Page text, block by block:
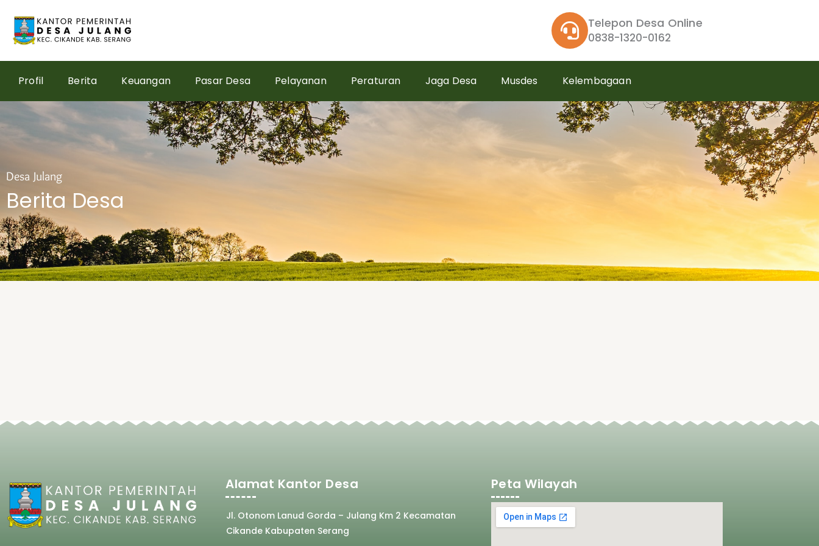
content
Telepon Desa Online
0838-1320-0162
Profil Berita Keuangan Pasar Desa Pelayanan Peraturan Jaga Desa Musdes Kelembagaan
Desa Julang
Berita Desa
Alamat Kantor Desa
Jl. Otonom Lanud Gorda – Julang Km 2 Kecamatan
Cikande Kabupaten Serang
Peta Wilayah